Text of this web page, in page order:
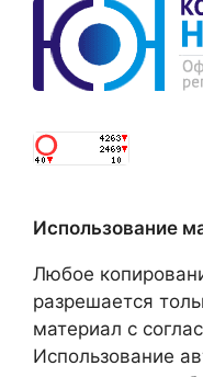
Использование
Любое
разрешается
материал с
Использование